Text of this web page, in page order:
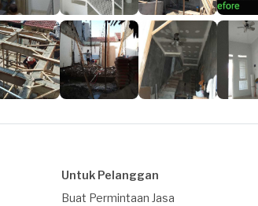
Untuk Pelanggan
Buat Permintaan Jasa